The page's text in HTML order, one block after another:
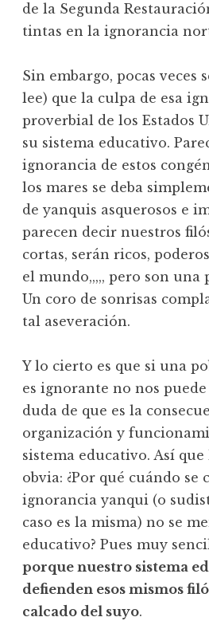
de la Segunda
tintas en la ignorancia
Sin embargo, pocas veces
lee) que la culpa de esa
proverbial de los Estados
su sistema educativo.
ignorancia de estos
los mares se deba
de yanquis asquerosos e
parecen decir nuestros
cortas, serán ricos,
el mundo,,,,, pero son una
Un coro de sonrisas
tal aseveración.
Y lo cierto es que si una
es ignorante no nos
duda de que es la
organización y
sistema educativo. Así
obvia: ¿Por qué cuándo se
ignorancia yanqui (o
caso es la misma) no se
educativo? Pues muy
porque nuestro sistema
defienden esos mismos
calcado del suyo.